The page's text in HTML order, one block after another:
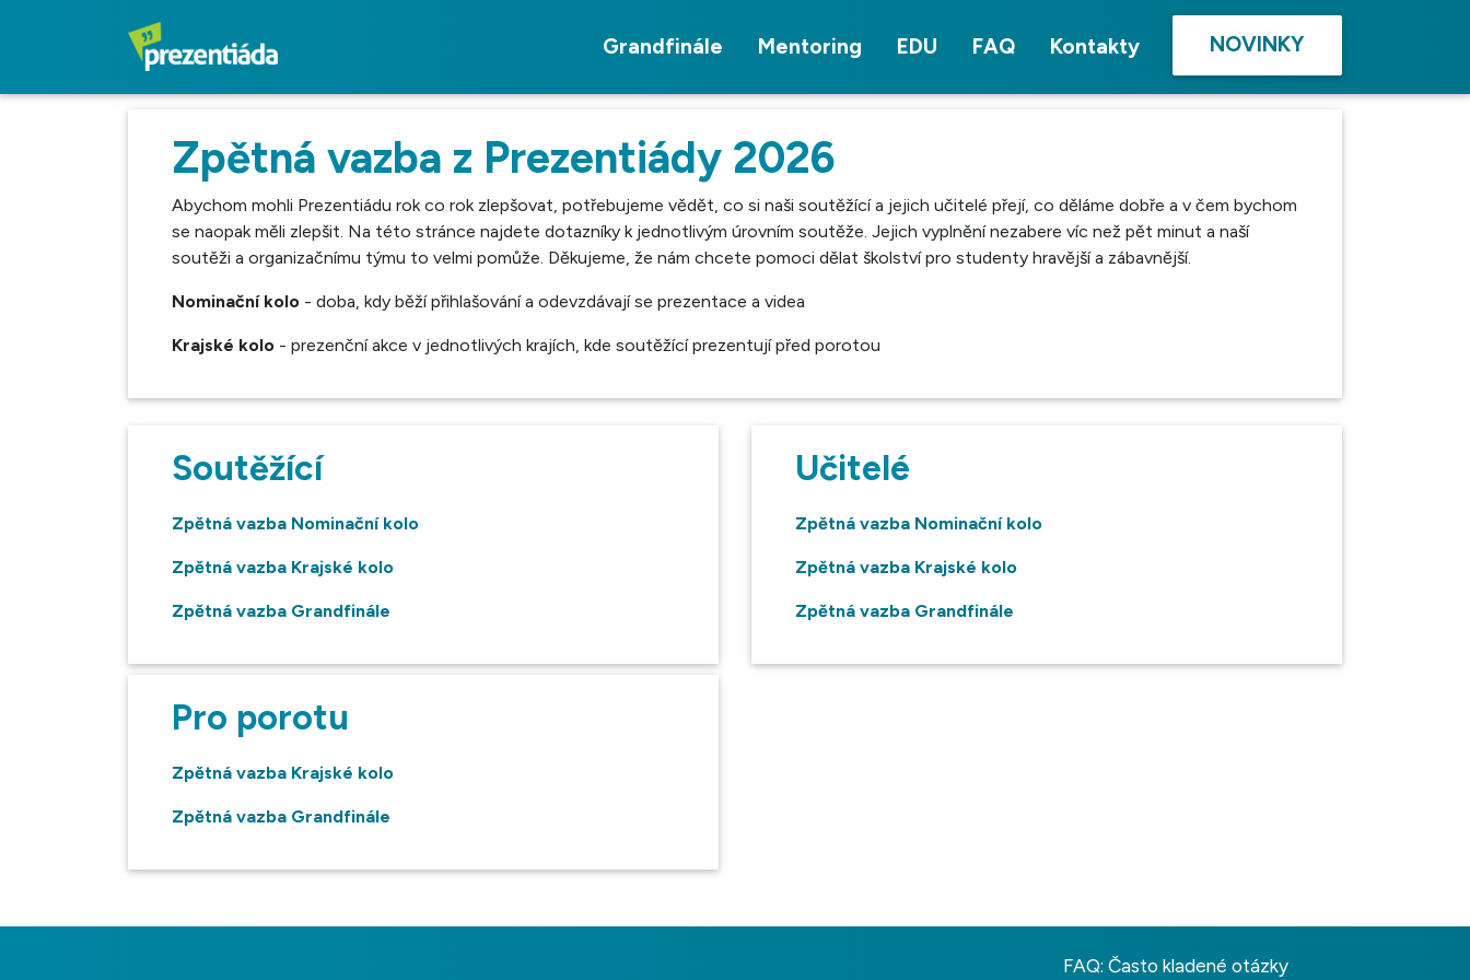
Grandfinále Mentoring EDU FAQ Kontakty NOVINKY
Zpětná vazba z Prezentiády 2026
Abychom mohli Prezentiádu rok co rok zlepšovat, potřebujeme vědět, co si naši soutěžící a jejich učitelé přejí, co děláme dobře a v čem bychom
se naopak měli zlepšit. Na této stránce najdete dotazníky k jednotlivým úrovním soutěže. Jejich vyplnění nezabere víc než pět minut a naší
soutěži a organizačnímu týmu to velmi pomůže. Děkujeme, že nám chcete pomoci dělat školství pro studenty hravější a zábavnější.
Nominační kolo - doba, kdy běží přihlašování a odevzdávají se prezentace a videa
Krajské kolo - prezenční akce v jednotlivých krajích, kde soutěžící prezentují před porotou
Soutěžící
Zpětná vazba Nominační kolo
Zpětná vazba Krajské kolo
Zpětná vazba Grandfinále
Učitelé
Zpětná vazba Nominační kolo
Zpětná vazba Krajské kolo
Zpětná vazba Grandfinále
Pro porotu
Zpětná vazba Krajské kolo
Zpětná vazba Grandfinále
FAQ: Často kladené otázky